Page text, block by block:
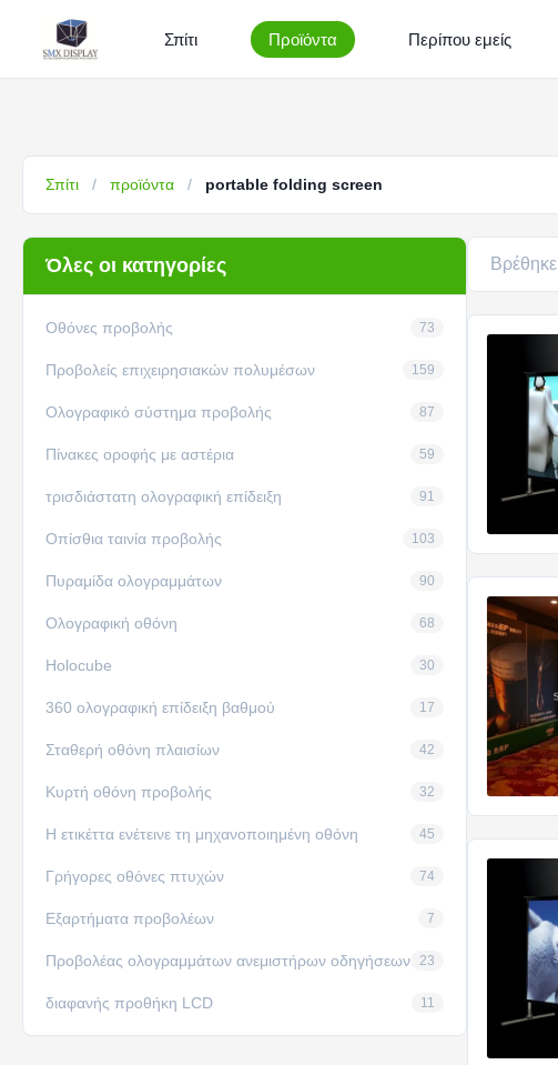
Σπίτι Προϊόντα Περίπου εμείς
Σπίτι / προϊόντα / portable folding screen
Όλες οι κατηγορίες
Οθόνες προβολής 73
Προβολείς επιχειρησιακών πολυμέσων 159
Ολογραφικό σύστημα προβολής 87
Πίνακες οροφής με αστέρια 59
τρισδιάστατη ολογραφική επίδειξη 91
Οπίσθια ταινία προβολής 103
Πυραμίδα ολογραμμάτων 90
Ολογραφική οθόνη 68
Holocube 30
360 ολογραφική επίδειξη βαθμού 17
Σταθερή οθόνη πλαισίων 42
Κυρτή οθόνη προβολής 32
Η ετικέττα ενέτεινε τη μηχανοποιημένη οθόνη 45
Γρήγορες οθόνες πτυχών 74
Εξαρτήματα προβολέων 7
Προβολέας ολογραμμάτων ανεμιστήρων οδηγήσεων 23
διαφανής προθήκη LCD 11
Βρέθηκε